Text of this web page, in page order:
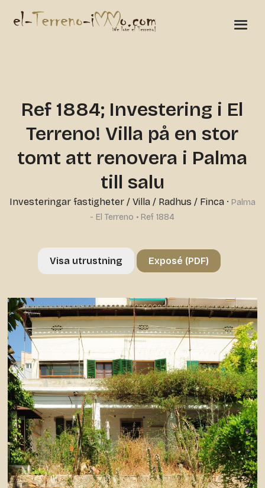
Ref 1884; Investering i El
Terreno! Villa på en stor
tomt att renovera i Palma
till salu
Investeringar fastigheter/ Villa / Radhus / Finca· Palma
- El Terreno • Ref 1884
Visa utrustning Exposé (PDF)